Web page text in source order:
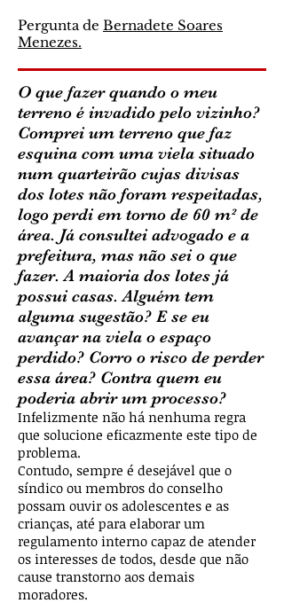
Pergunta de Bernadete Soares
Menezes.
O que fazer quando o meu
terreno é invadido pelo vizinho?
Comprei um terreno que faz
esquina com uma viela situado
num quarteirão cujas divisas
dos lotes não foram respeitadas,
logo perdi em torno de 60 m² de
área. Já consultei advogado e a
prefeitura, mas não sei o que
fazer. A maioria dos lotes já
possui casas. Alguém tem
alguma sugestão? E se eu
avançar na viela o espaço
perdido? Corro o risco de perder
essa área? Contra quem eu
poderia abrir um processo?
Infelizmente não há nenhuma regra
que solucione eficazmente este tipo de
problema.
Contudo, sempre é desejável que o
síndico ou membros do conselho
possam ouvir os adolescentes e as
crianças, até para elaborar um
regulamento interno capaz de atender
os interesses de todos, desde que não
cause transtorno aos demais
moradores.